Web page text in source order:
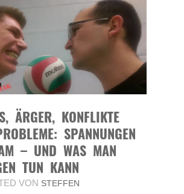
ÄRGER, KONFLIKTE
SPANNUNGEN
– UND WAS MAN
TUN KANN
VON STEFFEN